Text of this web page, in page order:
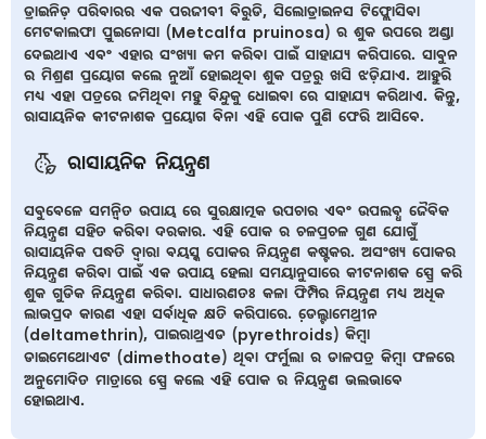
ଡ୍ରାଇନିଡ଼ ପରିବାରର ଏକ ପରଜୀବୀ ବିରୁଡି, ସିଲୋଡ୍ରାଇନସ ଟିଫ୍ଲୋସିଵା
ମେଟକାଲଫା ପ୍ରୁଇନୋସା (Metcalfa pruinosa) ର ଶୁକ ଉପରେ ଅଣ୍ଡା
ଦେଇଥାଏ ଏବଂ ଏହାର ସଂଖ୍ୟା କମ କରିବା ପାଇଁ ସାହାଯ୍ୟ କରିପାରେ. ସାବୁନ
ର ମିଶ୍ରଣ ପ୍ରୟୋଗ କଲେ ନୁଆଁ ହୋଇଥିବା ଶୁକ ପତ୍ରରୁ ଖସି ଝଡ଼ିଯାଏ. ଆହୁରି
ମଧ୍ୟ ଏହା ପତ୍ରରେ ଜମିଥିବା ମହୁ ବିନ୍ଦୁକୁ ଧୋଇବା ରେ ସାହାଯ୍ୟ କରିଥାଏ. କିନ୍ତୁ,
ରାସାୟନିକ କୀଟନାଶକ ପ୍ରୟୋଗ ବିନା ଏହି ପୋକ ପୁଣି ଫେରି ଆସିବେ.
ରାସାୟନିକ ନିୟନ୍ତ୍ରଣ
ସବୁବେଳେ ସମନ୍ବିତ ଉପାୟ ରେ ସୁରକ୍ଷାତ୍ମକ ଉପଚାର ଏବଂ ଉପଲବ୍ଧ ଜୈବିକ
ନିୟନ୍ତ୍ରଣ ସହିତ କରିବା ଦରକାର. ଏହି ପୋକ ର ଚଳପ୍ରଚଳ ଗୁଣ ଯୋଗୁଁ
ରାସାୟନିକ ପଦ୍ଧତି ଦ୍ୱାରା ବୟସ୍କ ପୋକର ନିୟନ୍ତ୍ରଣ କଷ୍ଟକର. ଅସଂଖ୍ୟ ପୋକର
ନିୟନ୍ତ୍ରଣ କରିବା ପାଇଁ ଏକ ଉପାୟ ହେଲା ସମୟାନୁସାରେ କୀଟନାଶକ ସ୍ପ୍ରେ କରି
ଶୁକ ଗୁଡିକ ନିୟନ୍ତ୍ରଣ କରିବା. ସାଧାରଣତଃ କଳା ଫିମ୍ପିର ନିୟନ୍ତ୍ରଣ ମଧ୍ୟ ଅଧିକ
ଲାଭପ୍ରଦ କାରଣ ଏହା ସର୍ବାଧିକ କ୍ଷତି କରିପାରେ. ଡେ଼ଲ୍ଟାମେଥ୍ରୀନ
(deltamethrin), ପାଇରାଥ୍ରଏଡ (pyrethroids) କିମ୍ବା
ଡାଇମେଥୋଏଟ (dimethoate) ଥିବା ଫର୍ମୁଲା ର ଡାଳପତ୍ର କିମ୍ବା ଫଳରେ
ଅନୁମୋଦିତ ମାତ୍ରାରେ ସ୍ପ୍ରେ କଲେ ଏହି ପୋକ ର ନିୟନ୍ତ୍ରଣ ଭଲଭାବେ
ହୋଇଥାଏ.